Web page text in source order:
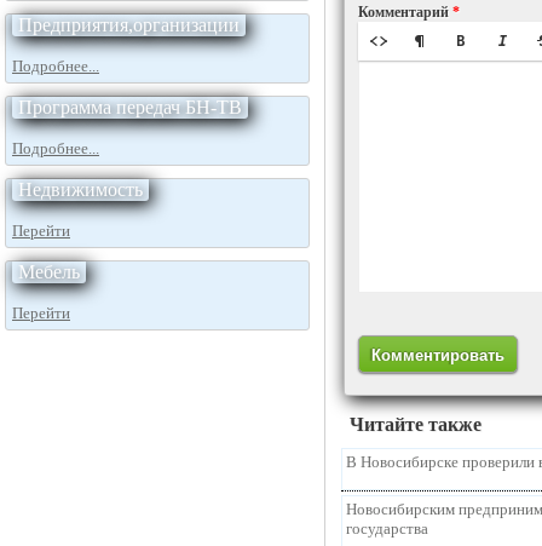
Предприятия,организации
Подробнее...
Программа передач БН-ТВ
Подробнее...
Недвижимость
Перейти
Мебель
Перейти
Комментарий *
Читайте также
В Новосибирске проверили
Новосибирским
государства